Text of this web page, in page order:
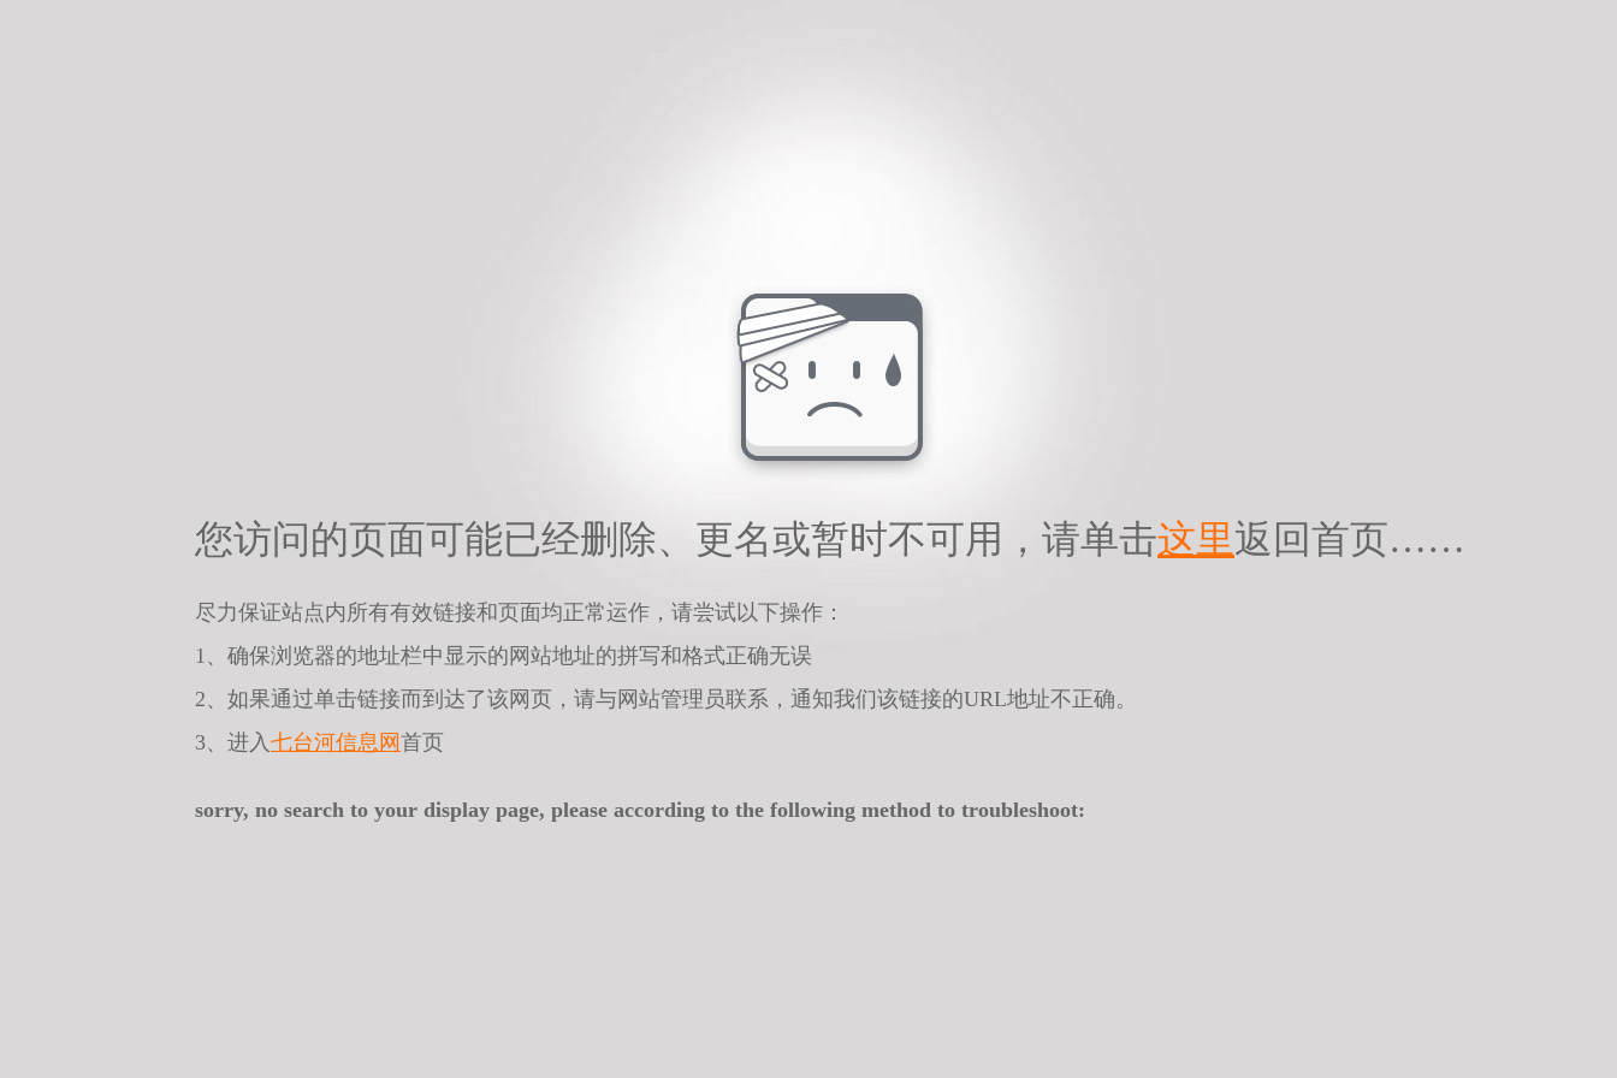
您访问的页面可能已经删除、更名或暂时不可用，请单击这里返回首页……
尽力保证站点内所有有效链接和页面均正常运作，请尝试以下操作：
1、确保浏览器的地址栏中显示的网站地址的拼写和格式正确无误
2、如果通过单击链接而到达了该网页，请与网站管理员联系，通知我们该链接的URL地址不正确。
3、进入七台河信息网 首页
sorry, no search to your display page, please according to the following method to troubleshoot: